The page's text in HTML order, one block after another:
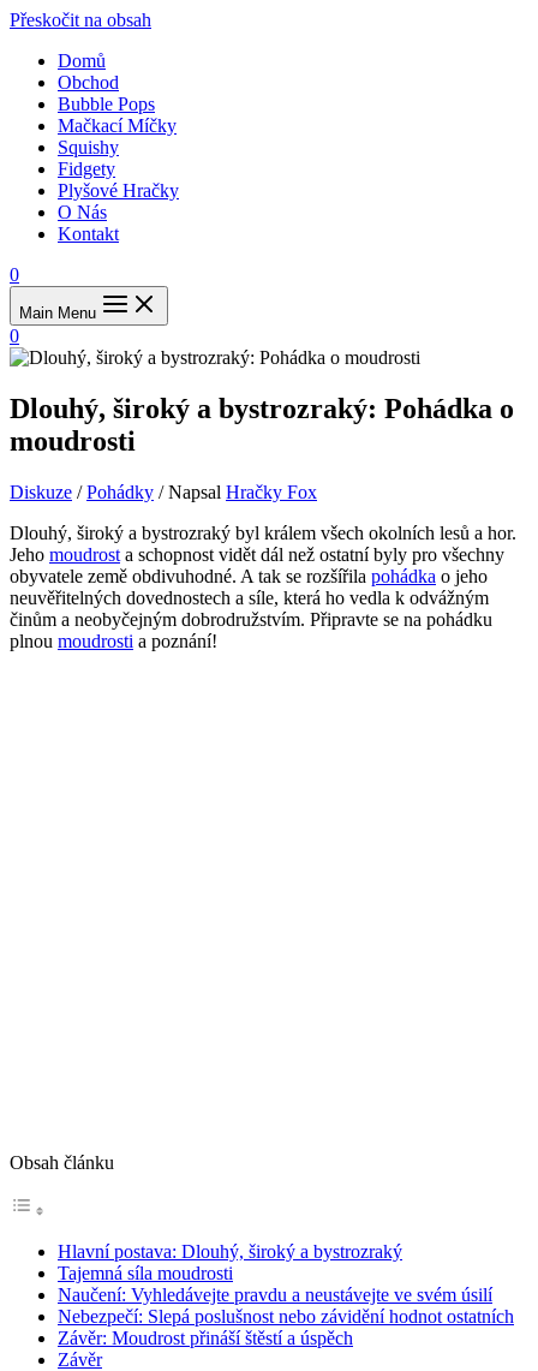
Přeskočit na obsah
Domů
Obchod
Bubble Pops
Mačkací Míčky
Squishy
Fidgety
Plyšové Hračky
O Nás
Kontakt
0
Main Menu
0
Dlouhý, široký a bystrozraký: Pohádka o
moudrosti
Diskuze /Pohádky / Napsal Hračky Fox
Dlouhý, široký a bystrozraký byl králem všech okolních lesů a hor.
Jeho moudrost a schopnost vidět dál než ostatní byly pro všechny
obyvatele země obdivuhodné. A tak se rozšířila pohádka o jeho
neuvěřitelných dovednostech a síle, která ho vedla k odvážným
činům a neobyčejným dobrodružstvím. Připravte se na pohádku
plnou moudrosti a poznání!
Obsah článku
Hlavní postava: Dlouhý, široký a bystrozraký
Tajemná síla moudrosti
Naučení: Vyhledávejte pravdu a neustávejte ve svém úsilí
Nebezpečí: Slepá poslušnost nebo závidění hodnot ostatních
Závěr: Moudrost přináší štěstí a úspěch
Závěr